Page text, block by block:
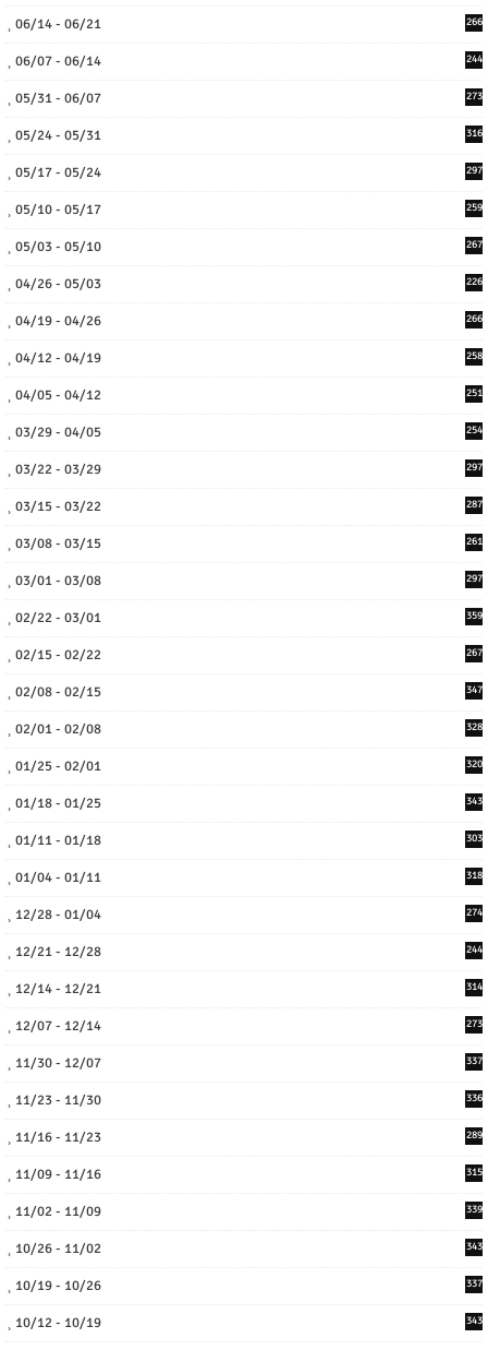
06/14 - 06/21 266
06/07 - 06/14 244
05/31 - 06/07 273
05/24 - 05/31 316
05/17 - 05/24 297
05/10 - 05/17 259
05/03 - 05/10 267
04/26 - 05/03 226
04/19 - 04/26 266
04/12 - 04/19 258
04/05 - 04/12 251
03/29 - 04/05 254
03/22 - 03/29 297
03/15 - 03/22 287
03/08 - 03/15 261
03/01 - 03/08 297
02/22 - 03/01 359
02/15 - 02/22 267
02/08 - 02/15 347
02/01 - 02/08 328
01/25 - 02/01 320
01/18 - 01/25 343
01/11 - 01/18 303
01/04 - 01/11 318
12/28 - 01/04 274
12/21 - 12/28 244
12/14 - 12/21 314
12/07 - 12/14 273
11/30 - 12/07 337
11/23 - 11/30 336
11/16 - 11/23 289
11/09 - 11/16 315
11/02 - 11/09 339
10/26 - 11/02 343
10/19 - 10/26 337
10/12 - 10/19 343